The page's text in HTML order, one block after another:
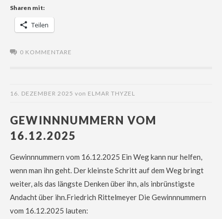
Sharen mit:
Teilen
0 KOMMENTARE
16. DEZEMBER 2025 von ELMAR THYZEL
GEWINNNUMMERN VOM
16.12.2025
Gewinnnummern vom 16.12.2025 Ein Weg kann nur helfen,
wenn man ihn geht. Der kleinste Schritt auf dem Weg bringt
weiter, als das längste Denken über ihn, als inbrünstigste
Andacht über ihn.Friedrich Rittelmeyer Die Gewinnnummern
vom 16.12.2025 lauten: